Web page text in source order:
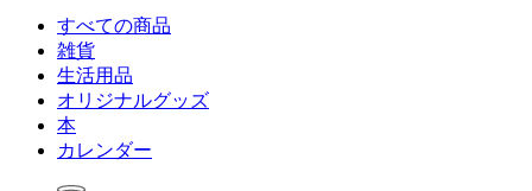
すべての商品
雑貨
生活用品
オリジナルグッズ
本
カレンダー